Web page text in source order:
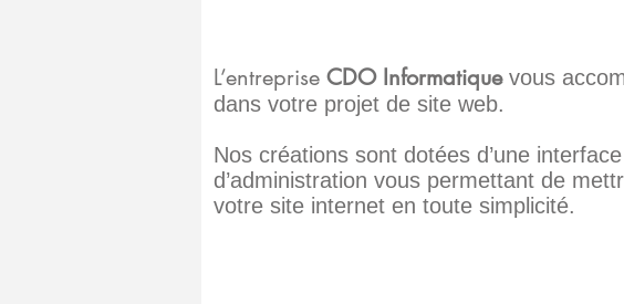
L’entreprise CDO Informatique vous
dans votre projet de site web.
Nos créations sont dotées d’une interface
d’administration vous permettant de
votre site internet en toute simplicité.